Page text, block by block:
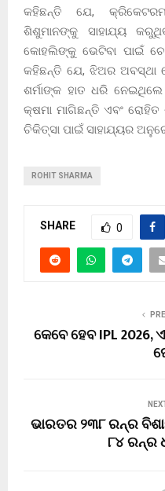
କହିଛନ୍ତି ଯେ,
ଶିଶୁମାନଙ୍କୁ ସାହାଯ୍ୟ
କୋହଲିଙ୍କୁ ଭେଟିବା ପାଇଁ
କହିଛନ୍ତି ଯେ, ଝିଅର ଅବସ୍ଥା
ଶର୍ମାଙ୍କ ହାତ ଧରି
କ୍ଷମା ମାଗିଛନ୍ତି ଏବଂ
ଚିକିତ୍ସା ପାଇଁ ସାହାଯ୍ୟର
ROHIT SHARMA
SHARE 0
କେବେ ହେବ IPL
ଭାରତର ୨୩୮ ରନ୍‌ର
୮୪ ରନ୍‌ର